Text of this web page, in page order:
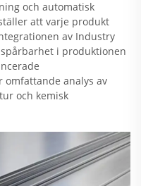
och automatisk
att varje produkt
av Industry
i produktionen
analys av
och kemisk